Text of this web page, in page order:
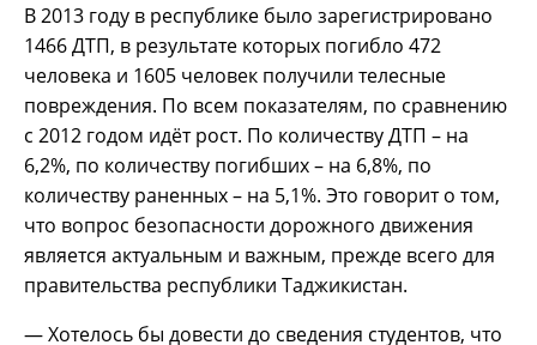
В 2013 году в республике было зарегистрировано
1466 ДТП, в результате которых погибло 472
человека и 1605 человек получили телесные
повреждения. По всем показателям, по сравнению
с 2012 годом идёт рост. По количеству ДТП – на
6,2%, по количеству погибших – на 6,8%, по
количеству раненных – на 5,1%. Это говорит о том,
что вопрос безопасности дорожного движения
является актуальным и важным, прежде всего для
правительства республики Таджикистан.
— Хотелось бы довести до сведения студентов, что